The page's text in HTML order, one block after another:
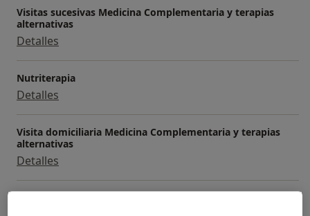
Visitas sucesivas Medicina Complementaria y terapias
alternativas
Detalles
Nutriterapia
Detalles
Visita domiciliaria Medicina Complementaria y terapias
alternativas
Detalles